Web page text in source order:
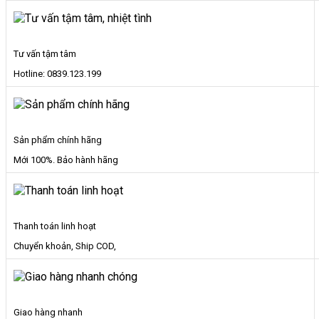
Tư vấn tậm tâm
Hotline: 0839.123.199
Sản phẩm chính hãng
Mới 100%. Bảo hành hãng
Thanh toán linh hoạt
Chuyển khoản, Ship COD,
Giao hàng nhanh